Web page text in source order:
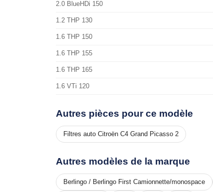
2.0 BlueHDi 150
1.2 THP 130
1.6 THP 150
1.6 THP 155
1.6 THP 165
1.6 VTi 120
Autres pièces pour ce modèle
Filtres auto Citroën C4 Grand Picasso 2
Autres modèles de la marque
Berlingo / Berlingo First Camionnette/monospace